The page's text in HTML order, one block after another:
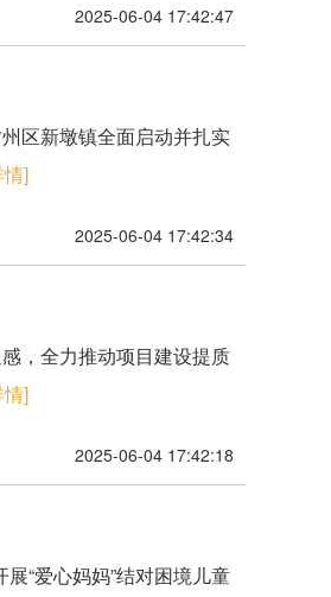
2025-06-04 17:42:47
区新墩镇全面启动并扎实
情]
2025-06-04 17:42:34
，全力推动项目建设提质
情]
2025-06-04 17:42:18
“爱心妈妈”结对困境儿童